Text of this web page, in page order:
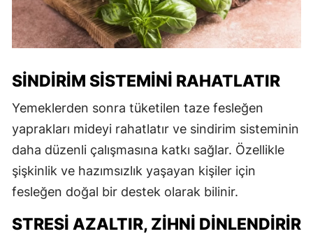
SINDIRIM SISTEMINI RAHATLATIR
Yemeklerden sonra tüketilen taze fesleğen
yaprakları mideyi rahatlatır ve sindirim sisteminin
daha düzenli çalışmasına katkı sağlar. Özellikle
şişkinlik ve hazımsızlık yaşayan kişiler için
fesleğen doğal bir destek olarak bilinir.
STRESI AZALTIR, ZIHNI DINLENDIRIR